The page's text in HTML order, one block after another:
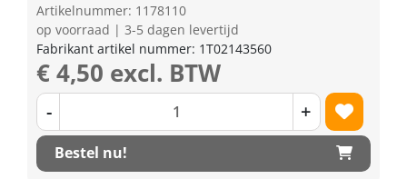
Artikelnummer: 1178110
op voorraad | 3-5 dagen levertijd
Fabrikant artikel nummer: 1T02143560
€ 4,50 excl. BTW
- +
Bestel nu!